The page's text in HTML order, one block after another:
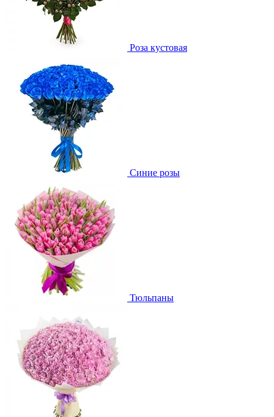
Роза кустовая
Синие розы
Тюльпаны